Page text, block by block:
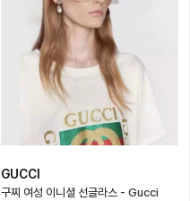
GUCCI
구찌 여성 이니셜 선글라스 - Gucci